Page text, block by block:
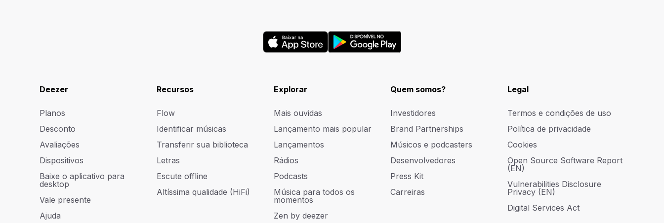
Deezer
Planos
Desconto
Avaliações
Dispositivos
Baixe o aplicativo para
desktop
Vale presente
Ajuda
Recursos
Flow
Identificar músicas
Transferir sua biblioteca
Letras
Escute offline
Altíssima qualidade (HiFi)
Explorar
Mais ouvidas
Lançamento mais popular
Lançamentos
Rádios
Podcasts
Música para todos os
momentos
Zen by deezer
Quem somos?
Investidores
Brand Partnerships
Músicos e podcasters
Desenvolvedores
Press Kit
Carreiras
Legal
Termos e condições de uso
Política de privacidade
Cookies
Open Source Software Report
(EN)
Vulnerabilities Disclosure
Privacy (EN)
Digital Services Act